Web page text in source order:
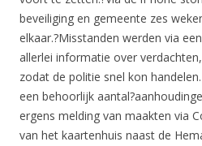
beveiliging en gemeente zes
elkaar.?Misstanden werden via
allerlei informatie over
zodat de politie snel kon
een behoorlijk
ergens melding van maakten via
van het kaartenhuis naast de